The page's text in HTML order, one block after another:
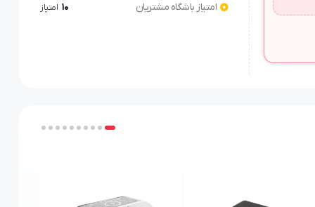
امتیاز باشگاه مشتریان 10 امتیاز